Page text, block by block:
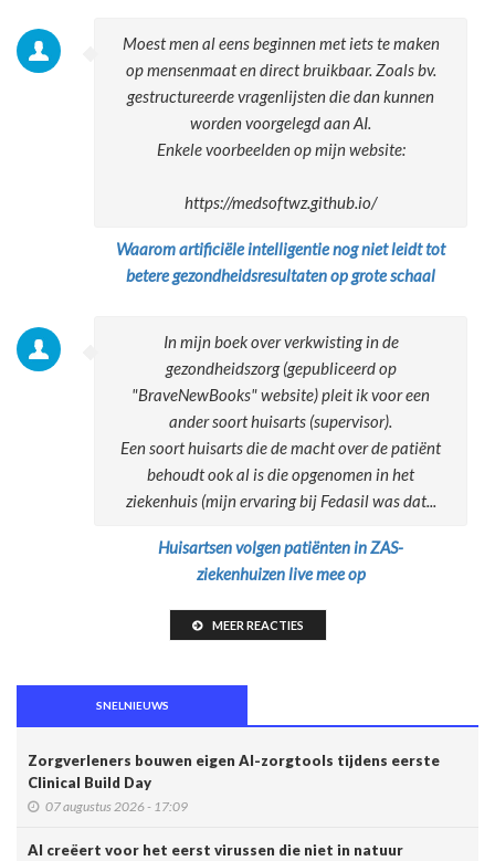
Moest men al eens beginnen met iets te maken
op mensenmaat en direct bruikbaar. Zoals bv.
gestructureerde vragenlijsten die dan kunnen
worden voorgelegd aan AI.
Enkele voorbeelden op mijn website:
https://medsoftwz.github.io/
Waarom artificiële intelligentie nog niet leidt tot
betere gezondheidsresultaten op grote schaal
In mijn boek over verkwisting in de
gezondheidszorg (gepubliceerd op
"BraveNewBooks" website) pleit ik voor een
ander soort huisarts (supervisor).
Een soort huisarts die de macht over de patiënt
behoudt ook al is die opgenomen in het
ziekenhuis (mijn ervaring bij Fedasil was dat...
Huisartsen volgen patiënten in ZAS-
ziekenhuizen live mee op
MEER REACTIES
SNELNIEUWS
Zorgverleners bouwen eigen AI-zorgtools tijdens eerste
Clinical Build Day
07 augustus 2026 - 17:09
AI creëert voor het eerst virussen die niet in natuur